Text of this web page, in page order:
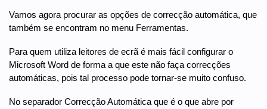
Vamos agora procurar as opções de correcção automática, que
também se encontram no menu Ferramentas.
Para quem utiliza leitores de ecrã é mais fácil configurar o
Microsoft Word de forma a que este não faça correcções
automáticas, pois tal processo pode tornar-se muito confuso.
No separador Correcção Automática que é o que abre por